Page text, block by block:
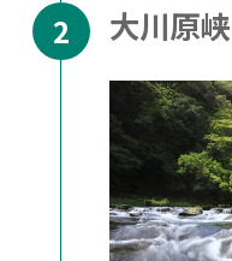
大川原